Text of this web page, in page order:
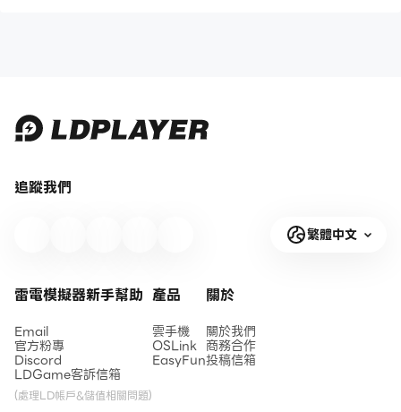
追蹤我們
繁體中文
雷電模擬器新手幫助
Email
官方粉專
Discord
LDGame客訴信箱
(處理LD帳戶&儲值相關問題)
產品
雲手機
OSLink
EasyFun
關於
關於我們
商務合作
投稿信箱